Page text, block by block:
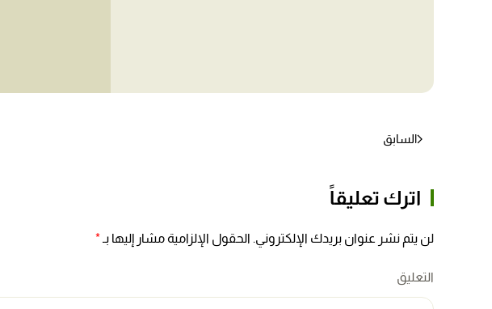
السابق
اترك تعليقاً
لن يتم نشر عنوان بريدك الإلكتروني. الحقول الإلزامية مشار إليها بـ*
التعليق